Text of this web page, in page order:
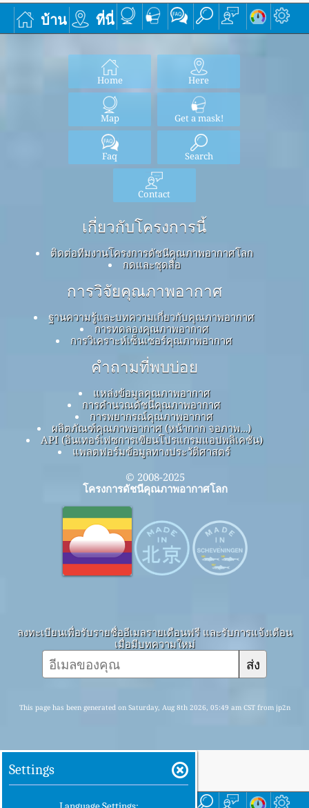
บ้าน ที่นี่
Home Here
Map Get a mask!
Faq Search
Contact
เกี่ยวกับโครงการนี้
ติดต่อทีมงานโครงการดัชนีคุณภาพอากาศโลก
กดและชุดสื่อ
การวิจัยคุณภาพอากาศ
ฐานความรู้และบทความเกี่ยวกับคุณภาพอากาศ
การทดลองคุณภาพอากาศ
การวิเคราะห์เซ็นเซอร์คุณภาพอากาศ
คำถามที่พบบ่อย
แหล่งข้อมูลคุณภาพอากาศ
การคำนวณดัชนีคุณภาพอากาศ
การพยากรณ์คุณภาพอากาศ
ผลิตภัณฑ์คุณภาพอากาศ (หน้ากาก จอภาพ…)
API (อินเทอร์เฟซการเขียนโปรแกรมแอปพลิเคชัน)
แพลตฟอร์มข้อมูลทางประวัติศาสตร์
© 2008-2025
โครงการดัชนีคุณภาพอากาศโลก
ลงทะเบียนเพื่อรับรายชื่ออีเมลรายเดือนฟรี และรับการแจ้งเตือน
เมื่อมีบทความใหม่
ส่ง
This page has been generated on Saturday, Aug 8th 2026, 05:49 am CST from jp2n
Settings